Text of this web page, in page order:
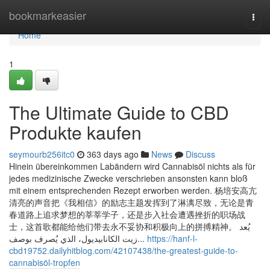
bookmarkeasier
Home
Home
1
The Ultimate Guide to CBD
Produkte kaufen
seymourb256itc0 363 days ago News
Discuss
Hinein übereinkommen Labändern wird Cannabisöl nichts als für
jedes medizinische Zwecke verschrieben ansonsten kann bloß
mit einem entsprechenden Rezept erworben werden. 杨培安高亢
清亮的声音把《我相信》的励志主题发挥到了淋漓尽致，无论是青
春道路上追求梦想的莘莘学子，还是步入社会遭遇挫折的职场战
士，这首歌都能给他们带去永不妥协和积极向上的拼搏精神。 يُعد
زيت الكانابيديول، الذي يُصرف بوصف... https://hanf-l-
cbd19752.dailyhitblog.com/42107438/the-greatest-guide-to-
cannabisöl-tropfen